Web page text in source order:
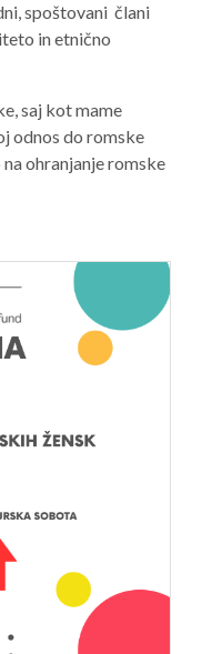
spoštovani člani
in etnično
saj kot mame
odnos do romske
ohranjanje romske